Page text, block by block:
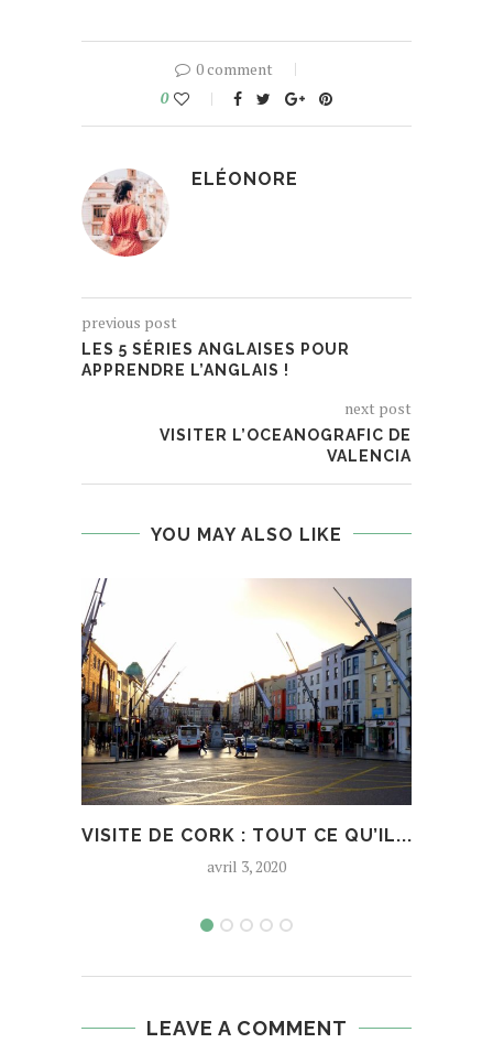
0 comment
0
ELÉONORE
previous post
LES 5 SÉRIES ANGLAISES POUR
APPRENDRE L’ANGLAIS !
next post
VISITER L’OCEANOGRAFIC DE
VALENCIA
YOU MAY ALSO LIKE
VISITE DE CORK : TOUT CE QU’IL...
avril 3, 2020
LEAVE A COMMENT